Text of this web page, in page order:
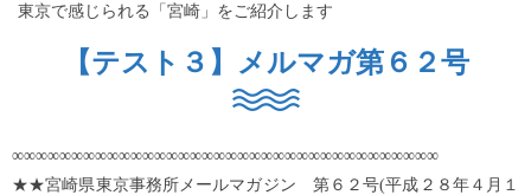
東京で感じられる「宮崎」をご紹介します
【テスト３】メルマガ第６２号
∞∞∞∞∞∞∞∞∞∞∞∞∞∞∞∞∞∞∞∞∞∞∞∞∞∞∞∞∞∞∞∞∞∞∞∞
★★宮崎県東京事務所メールマガジン 第６２号(平成２８年４月１